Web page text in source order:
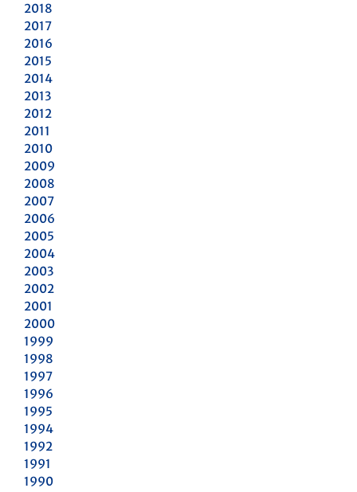
2018
2017
2016
2015
2014
2013
2012
2011
2010
2009
2008
2007
2006
2005
2004
2003
2002
2001
2000
1999
1998
1997
1996
1995
1994
1992
1991
1990